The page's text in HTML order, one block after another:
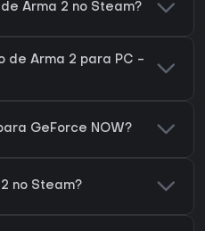
Arma 2 no Steam?
de Arma 2 para PC -
GeForce NOW?
no Steam?